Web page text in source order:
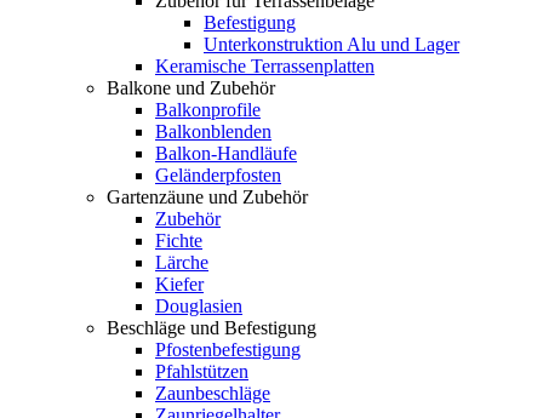
Befestigung
Unterkonstruktion Alu und Lager
Keramische Terrassenplatten
Balkone und Zubehör
Balkonprofile
Balkonblenden
Balkon-Handläufe
Geländerpfosten
Gartenzäune und Zubehör
Zubehör
Fichte
Lärche
Kiefer
Douglasien
Beschläge und Befestigung
Pfostenbefestigung
Pfahlstützen
Zaunbeschläge